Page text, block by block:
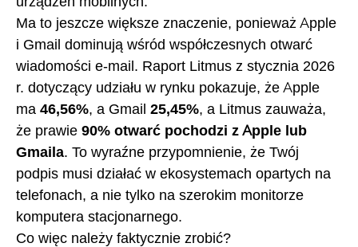
Ma to jeszcze większe znaczenie, ponieważ Apple
i Gmail dominują wśród współczesnych otwarć
wiadomości e-mail. Raport Litmus z stycznia 2026
r. dotyczący udziału w rynku pokazuje, że Apple
ma 46,56%, a Gmail 25,45%, a Litmus zauważa,
że prawie 90% otwarć pochodzi z Apple lub
Gmaila. To wyraźne przypomnienie, że Twój
podpis musi działać w ekosystemach opartych na
telefonach, a nie tylko na szerokim monitorze
komputera stacjonarnego.
Co więc należy faktycznie zrobić?